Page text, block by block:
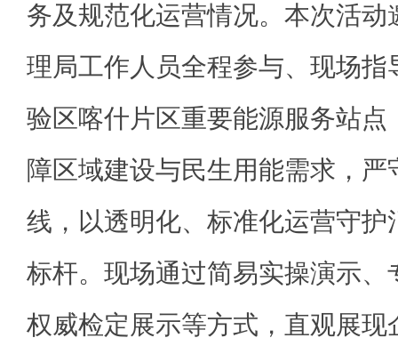
务及规范化运营情况。本次活
理局工作人员全程参与、现场指
验区喀什片区重要能源服务站点
障区域建设与民生用能需求，
线，以透明化、标准化运营守护
标杆。现场通过简易实操演示、
权威检定展示等方式，直观展现